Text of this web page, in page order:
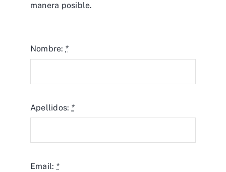
manera posible.
Nombre: *
Apellidos: *
Email: *